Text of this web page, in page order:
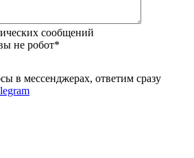
сообщений
не робот*
в мессенджерах, ответим сразу